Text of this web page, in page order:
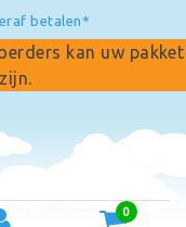
kan uw pakket
0